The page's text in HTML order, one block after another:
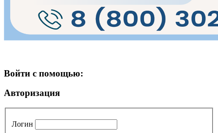
Войти с помощью:
Авторизация
Логин